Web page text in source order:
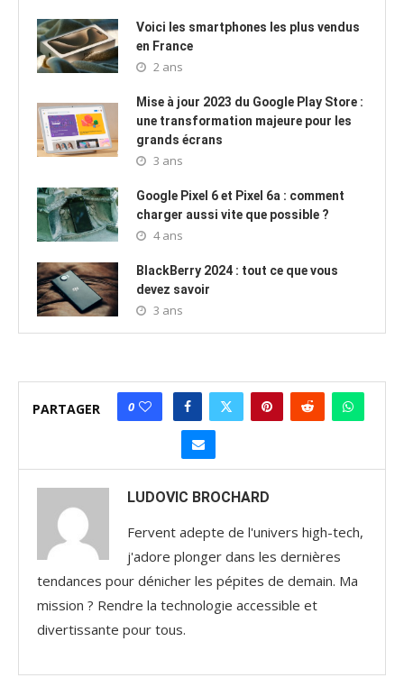
Voici les smartphones les plus vendus
en France
2 ans
Mise à jour 2023 du Google Play Store :
une transformation majeure pour les
grands écrans
3 ans
Google Pixel 6 et Pixel 6a : comment
charger aussi vite que possible ?
4 ans
BlackBerry 2024 : tout ce que vous
devez savoir
3 ans
PARTAGER 0
LUDOVIC BROCHARD
Fervent adepte de l'univers high-tech,
j'adore plonger dans les dernières
tendances pour dénicher les pépites de demain. Ma
mission ? Rendre la technologie accessible et
divertissante pour tous.